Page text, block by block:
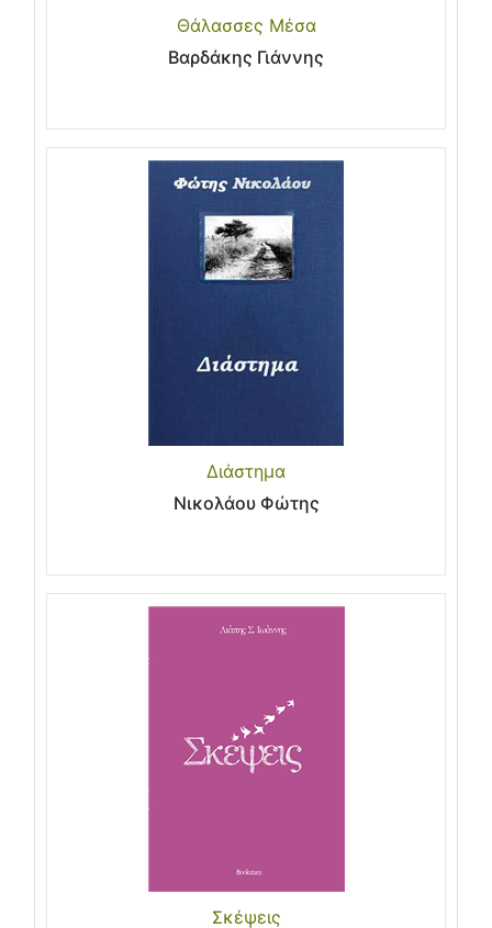
Θάλασσες Μέσα
Βαρδάκης Γιάννης
Διάστημα
Νικολάου Φώτης
Σκέψεις